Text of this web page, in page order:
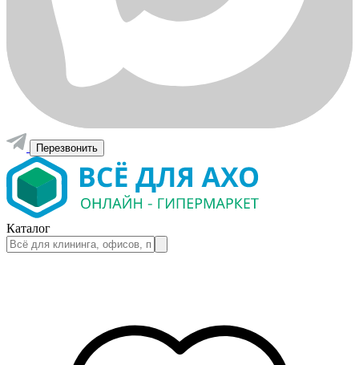
Перезвонить
Каталог